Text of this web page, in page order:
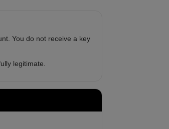
You do not receive a key
legitimate.